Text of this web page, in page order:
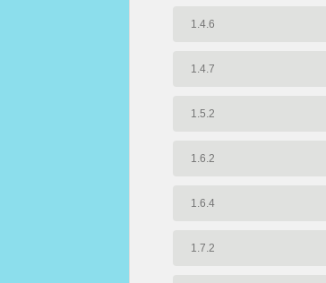
1.4.6
1.4.7
1.5.2
1.6.2
1.6.4
1.7.2